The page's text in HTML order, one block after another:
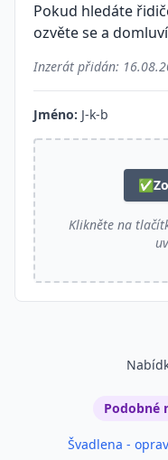
Pokud hledáte
ozvěte se a
Inzerát přidán:
Jméno: J-k-b
✅
Klikněte na
Podobné inzerátyPodobné
Švadlena -